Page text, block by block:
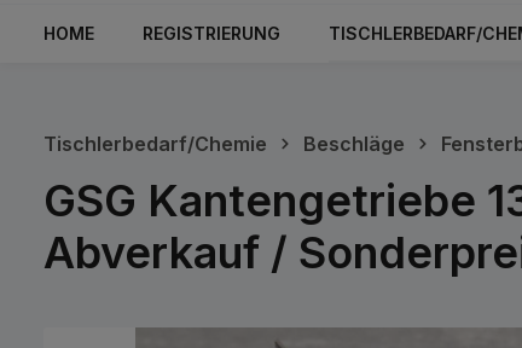
HOME REGISTRIERUNG TISCHLERBEDARF/
Tischlerbedarf/Chemie Beschläge
GSG Kantengetriebe
Abverkauf /